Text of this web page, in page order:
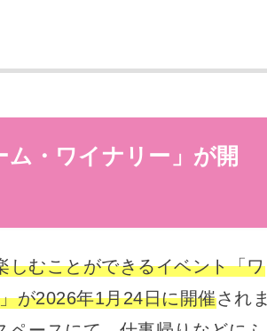
・ワイナリー」が開
しむことができるイベント「ワ
が2026年1月24日に開催されま